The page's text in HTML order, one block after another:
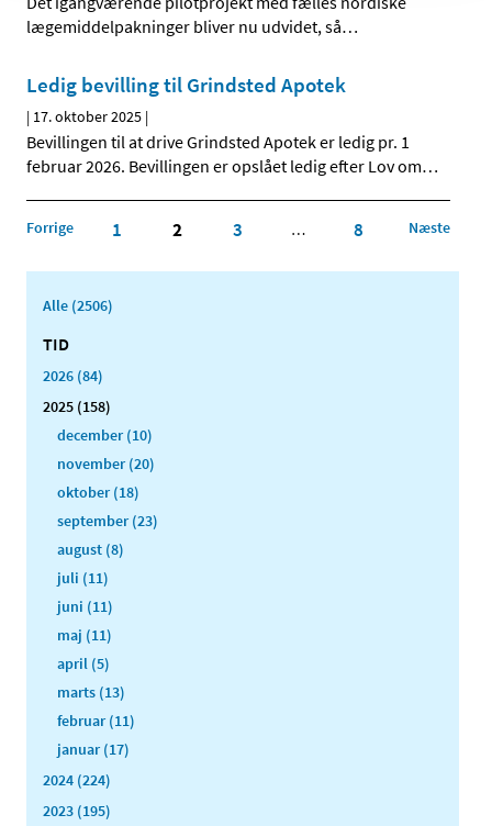
lægemiddelpakninger bliver nu udvidet, så…
Ledig bevilling til Grindsted Apotek
| 17. oktober 2025 |
Bevillingen til at drive Grindsted Apotek er ledig pr. 1
februar 2026. Bevillingen er opslået ledig efter Lov om…
Forrige 1 2 3 … 8 Næste
Alle (2506)
TID
2026 (84)
2025 (158)
december (10)
november (20)
oktober (18)
september (23)
august (8)
juli (11)
juni (11)
maj (11)
april (5)
marts (13)
februar (11)
januar (17)
2024 (224)
2023 (195)